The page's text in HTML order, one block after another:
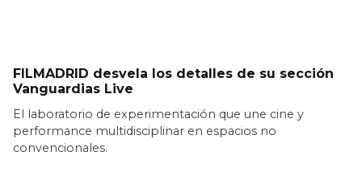
FILMADRID desvela los detalles de su sección
Vanguardias Live
El laboratorio de experimentación que une cine y
performance multidisciplinar en espacios no
convencionales.